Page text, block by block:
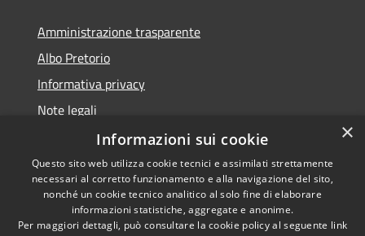
Amministrazione trasparente
Albo Pretorio
Informativa privacy
Note legali
Dichiarazione di accessibilità
RSS
Copyright © 2026 • Comune di
×
Informazioni sui cookie
Questo sito web utilizza cookie tecnici e assimilati strettamente
necessari al corretto funzionamento e alla navigazione del sito,
nonché un cookie tecnico analitico al solo fine di elaborare
informazioni statistiche, aggregate e anonime.
Per maggiori dettagli, può consultare la cookie policy al seguente link